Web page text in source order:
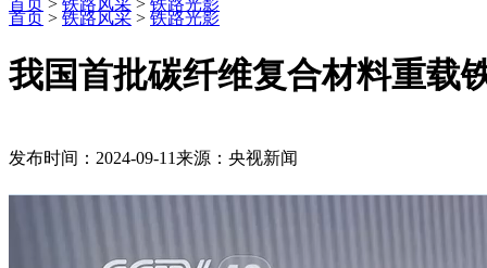
首页 > 铁路风采 > 铁路光影
首页 > 铁路风采 > 铁路光影
我国首批碳纤维复合材料重载
发布时间：2024-09-11来源：央视新闻